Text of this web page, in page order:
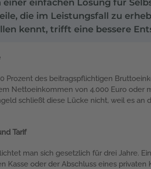
einfachen Lösung für
die im Leistungsfall zu
kennt, trifft eine bessere
Prozent des beitragspflichtigen
Nettoeinkommen von 4.000 Euro oder
schließt diese Lücke nicht, weil es
Tarif
man sich gesetzlich für drei Jahre.
Kasse oder der Abschluss eines privaten